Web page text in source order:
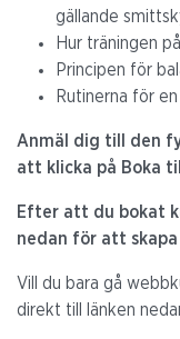
gällande
Hur träningen
Principen för
Rutinerna för
Anmäl dig till den
att klicka på Boka
Efter att du bokat
nedan för att
Vill du bara gå
direkt till länken